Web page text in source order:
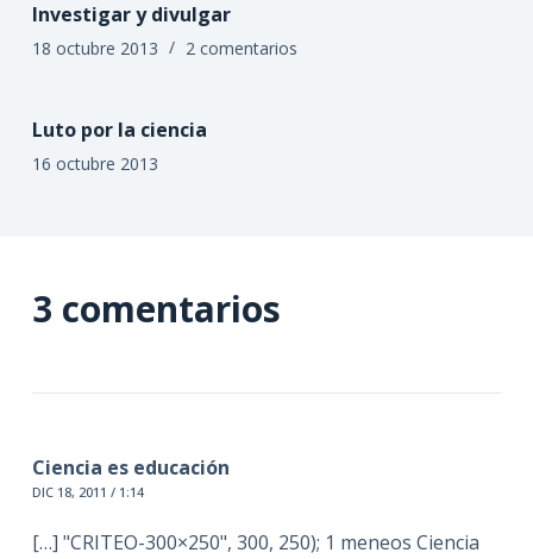
Investigar y divulgar
18 octubre 2013 2 comentarios
Luto por la ciencia
16 octubre 2013
3 comentarios
Ciencia es educación
DIC 18, 2011 / 1:14
[…] "CRITEO-300×250", 300, 250); 1 meneos Ciencia